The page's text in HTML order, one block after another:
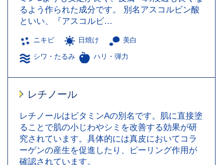
るよう作られた成分です。 別名アスコルビン酸
といい、『アスコルビ…
ニキビ 日焼け 美白
シワ・たるみ ハリ・弾力
レチノール
レチノールはビタミンAの別名です。肌に直接塗
ることで肌の小じわやシミを改善する効果が研
究されています。具体的には真皮においてコラ
ーゲンの産生を促進したり、ピーリング作用が
確認されています。